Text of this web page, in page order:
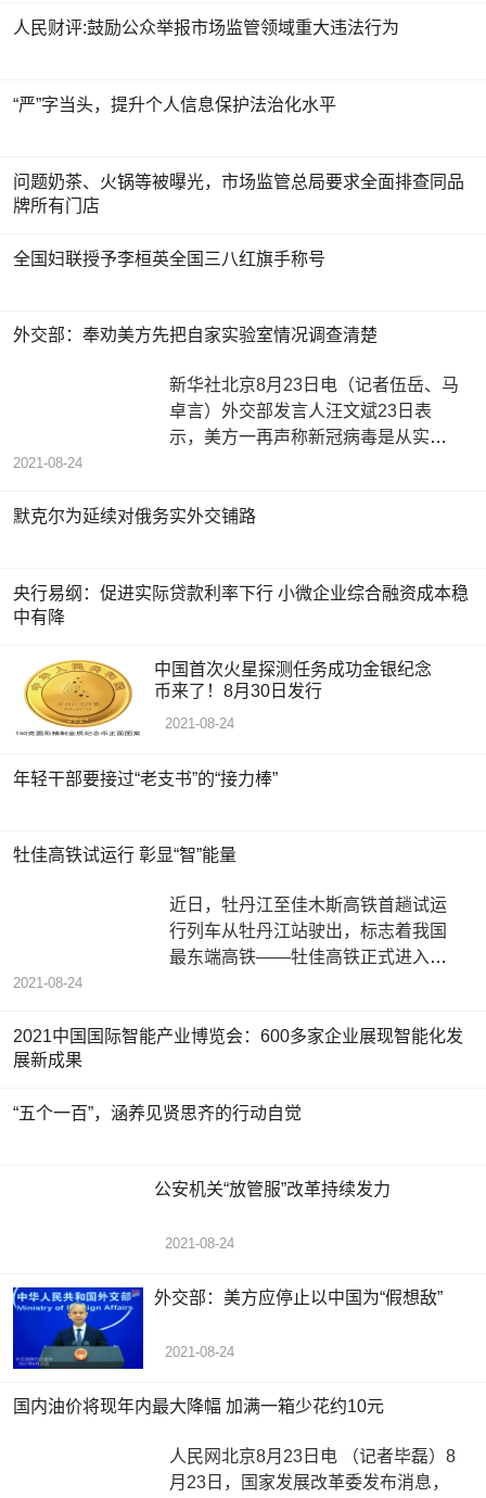
人民财评:鼓励公众举报市场监管领域重大违法行为
“严”字当头，提升个人信息保护法治化水平
问题奶茶、火锅等被曝光，市场监管总局要求全面排查同品
牌所有门店
全国妇联授予李桓英全国三八红旗手称号
外交部：奉劝美方先把自家实验室情况调查清楚
新华社北京8月23日电（记者伍岳、马
卓言）外交部发言人汪文斌23日表
示，美方一再声称新冠病毒是从实验
2021-08-24
默克尔为延续对俄务实外交铺路
央行易纲：促进实际贷款利率下行 小微企业综合融资成本稳
中有降
中国首次火星探测任务成功金银纪念
币来了！8月30日发行
2021-08-24
年轻干部要接过“老支书”的“接力棒”
牡佳高铁试运行 彰显“智”能量
近日，牡丹江至佳木斯高铁首趟试运
行列车从牡丹江站驶出，标志着我国
最东端高铁——牡佳高铁正式进入运
2021-08-24
2021中国国际智能产业博览会：600多家企业展现智能化发
展新成果
“五个一百”，涵养见贤思齐的行动自觉
公安机关“放管服”改革持续发力
2021-08-24
外交部：美方应停止以中国为“假想敌”
2021-08-24
国内油价将现年内最大降幅 加满一箱少花约10元
人民网北京8月23日电 （记者毕磊）8
月23日，国家发展改革委发布消息，